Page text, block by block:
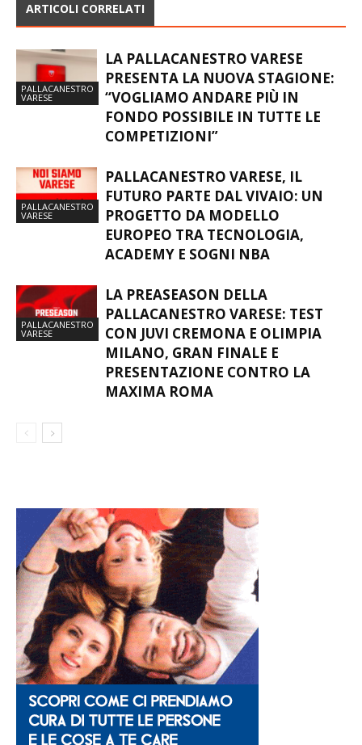
ARTICOLI CORRELATI
PALLACANESTRO
VARESE
LA PALLACANESTRO VARESE
PRESENTA LA NUOVA STAGIONE:
“VOGLIAMO ANDARE PIÙ IN
FONDO POSSIBILE IN TUTTE LE
COMPETIZIONI”
PALLACANESTRO
VARESE
PALLACANESTRO VARESE, IL
FUTURO PARTE DAL VIVAIO: UN
PROGETTO DA MODELLO
EUROPEO TRA TECNOLOGIA,
ACADEMY E SOGNI NBA
PALLACANESTRO
VARESE
LA PREASEASON DELLA
PALLACANESTRO VARESE: TEST
CON JUVI CREMONA E OLIMPIA
MILANO, GRAN FINALE E
PRESENTAZIONE CONTRO LA
MAXIMA ROMA